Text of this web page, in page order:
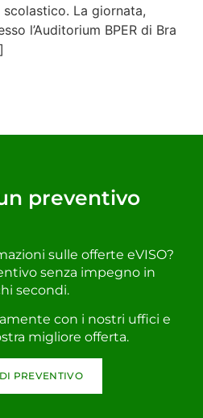
La giornata,
l’Auditorium BPER di Bra
preventivo
sulle offerte eVISO?
senza impegno in
secondi.
con i nostri uffici e
migliore offerta.
PREVENTIVO